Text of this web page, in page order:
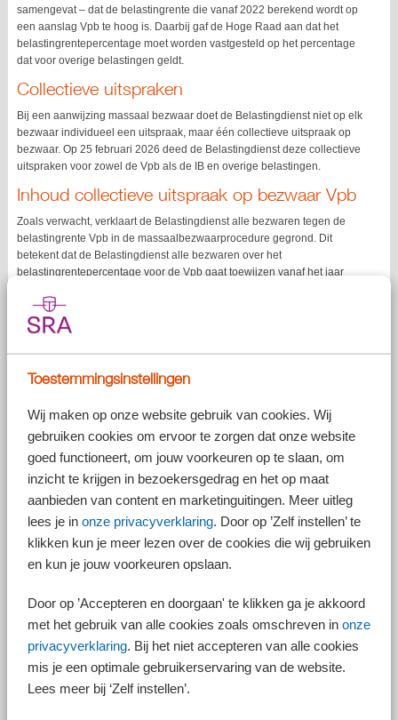
Toestemmingsinstellingen
Wij maken op onze website gebruik van cookies. Wij
gebruiken cookies om ervoor te zorgen dat onze website
goed functioneert, om jouw voorkeuren op te slaan, om
inzicht te krijgen in bezoekersgedrag en het op maat
aanbieden van content en marketinguitingen. Meer uitleg
lees je in onze privacyverklaring. Door op ’Zelf instellen’ te
klikken kun je meer lezen over de cookies die wij gebruiken
en kun je jouw voorkeuren opslaan.
Door op ’Accepteren en doorgaan' te klikken ga je akkoord
met het gebruik van alle cookies zoals omschreven in onze
privacyverklaring. Bij het niet accepteren van alle cookies
mis je een optimale gebruikerservaring van de website.
Lees meer bij ‘Zelf instellen’.
samengevat – dat de belastingrente die vanaf 2022 berekend wordt op
een aanslag Vpb te hoog is. Daarbij gaf de Hoge Raad aan dat het
belastingrentepercentage moet worden vastgesteld op het percentage
dat voor overige belastingen geldt.
Collectieve uitspraken
Bij een aanwijzing massaal bezwaar doet de Belastingdienst niet op elk
bezwaar individueel een uitspraak, maar één collectieve uitspraak op
bezwaar. Op 25 februari 2026 deed de Belastingdienst deze collectieve
uitspraken voor zowel de Vpb als de IB en overige belastingen.
Inhoud collectieve uitspraak op bezwaar Vpb
Zoals verwacht, verklaart de Belastingdienst alle bezwaren tegen de
belastingrente Vpb in de massaalbezwaarprocedure gegrond. Dit
betekent dat de Belastingdienst alle bezwaren over het
belastingrentepercentage voor de Vpb gaat toewijzen vanaf het jaar
Hoogte belastingrente Vpb
tabel.
Periode Belastingsrente Vpb was
1-1-2022 t/m 30-06-2023 8%
1-1-2024 t/m 31-12-2024 10%
1-1-2025 t/m 31-12-2025
Let op!
In de IT-systemen van de Belastingdienst zijn inmiddels
al de lagere belastingrentepercentages opgenomen.
Aanslagen Vpb met een dagtekening na 7 februari